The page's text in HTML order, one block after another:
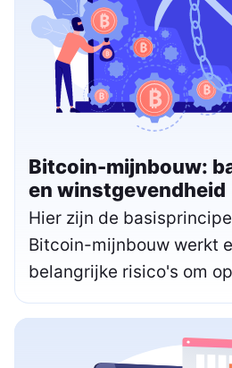
Bitcoin-mijnbouw:
en winstgevendheid
Hier zijn de
Bitcoin-mijnbouw werkt
belangrijke risico's om